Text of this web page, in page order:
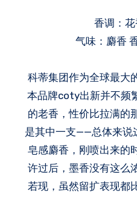
香调：
气味：麝香
科蒂集团作为全球最大
本品牌coty出新并不频
的老香，性价比拉满的
是其中一支——总体来说
皂感麝香，刚喷出来的
许过后，墨香没有这么
若现，虽然留扩表现都